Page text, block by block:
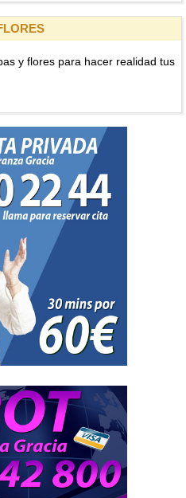
y flores para hacer realidad tus